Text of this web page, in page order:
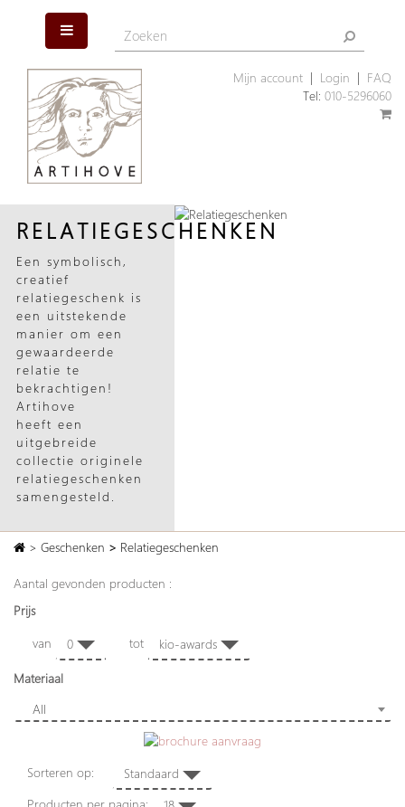
Mijn account| Login
FAQ
Tel: 010-5296060
RELATIEGESCHENKEN
Een symbolisch,
creatief
relatiegeschenk is
een uitstekende
manier om een
gewaardeerde
relatie te
bekrachtigen!
Artihove
heeft een
uitgebreide
collectie originele
relatiegeschenken
samengesteld.
> Geschenken > Relatiegeschenken
Aantal gevonden producten :
Prijs
van 0 tot kio-awards
Materiaal
All
Sorteren op: Standaard
Producten per pagina: